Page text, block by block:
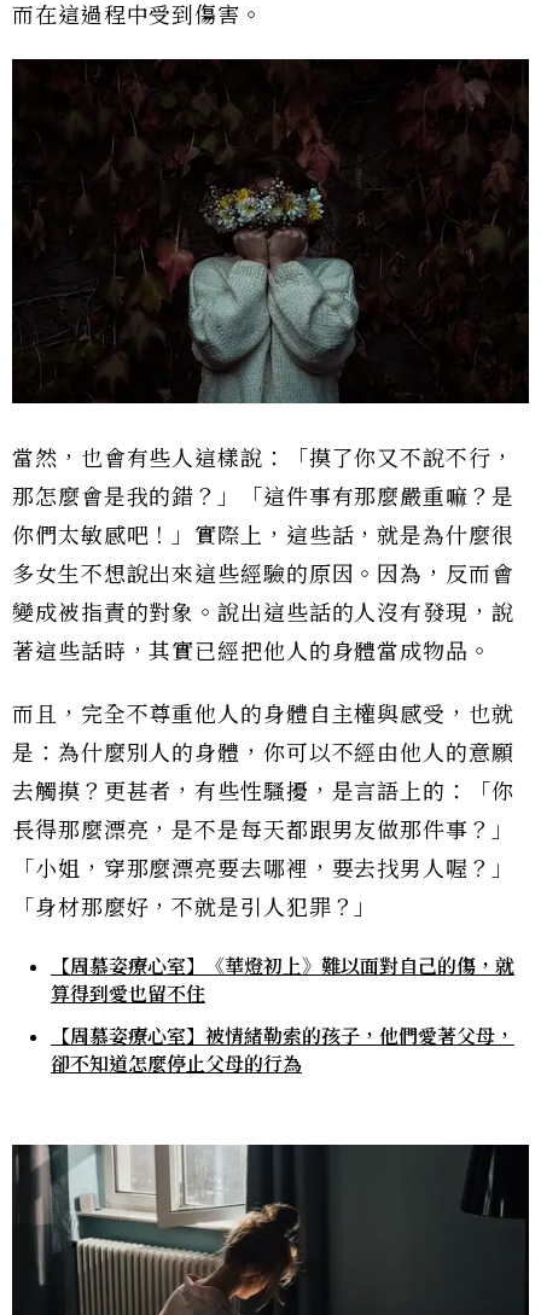
而在這過程中受到傷害。
當然，也會有些人這樣說：「摸了你又不說不行，
那怎麼會是我的錯？」「這件事有那麼嚴重嘛？是
你們太敏感吧！」實際上，這些話，就是為什麼很
多女生不想說出來這些經驗的原因。因為，反而會
變成被指責的對象。說出這些話的人沒有發現，說
著這些話時，其實已經把他人的身體當成物品。
而且，完全不尊重他人的身體自主權與感受，也就
是：為什麼別人的身體，你可以不經由他人的意願
去觸摸？更甚者，有些性騷擾，是言語上的：「你
長得那麼漂亮，是不是每天都跟男友做那件事？」
「小姐，穿那麼漂亮要去哪裡，要去找男人喔？」
「身材那麼好，不就是引人犯罪？」
【周慕姿療心室】《華燈初上》難以面對自己的傷，就
算得到愛也留不住
【周慕姿療心室】被情緒勒索的孩子，他們愛著父母，
卻不知道怎麼停止父母的行為